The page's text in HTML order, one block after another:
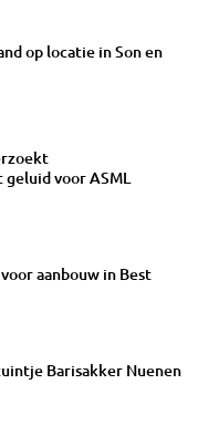
op locatie in Son en
voor ASML
aanbouw in Best
Barisakker Nuenen